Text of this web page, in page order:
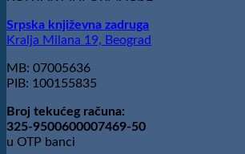
Srpska književna zadruga
Kralja Milana 19, Beograd
MB: 07005636
PIB: 100155835
Broj tekućeg računa:
325-9500600007469-50
u OTP banci